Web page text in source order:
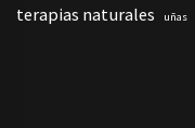
terapias naturales uñas